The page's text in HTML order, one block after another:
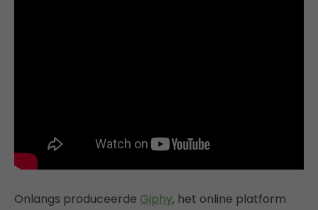
Onlangs produceerde Giphy, het online platform